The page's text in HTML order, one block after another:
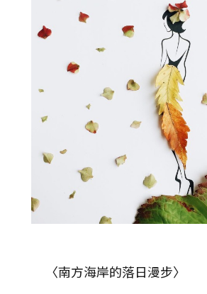
〈南方海岸的落日漫步〉